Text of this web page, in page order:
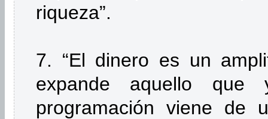
riqueza”.
7. “El dinero es un
expande aquello
programación viene de